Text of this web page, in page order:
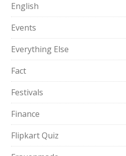
English
Events
Everything Else
Fact
Festivals
Finance
Flipkart Quiz